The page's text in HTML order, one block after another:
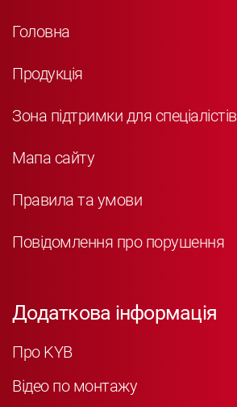
Головна
Продукція
Зона підтримки для спеціалістів
Мапа сайту
Правила та умови
Повідомлення про порушення
Додаткова інформація
Про KYB
Відео по монтажу